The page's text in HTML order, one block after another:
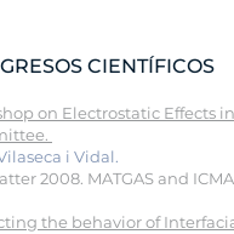
CIENTÍFICOS
on Electrostatic Effects
i Vidal.
2008. MATGAS and
the behavior of